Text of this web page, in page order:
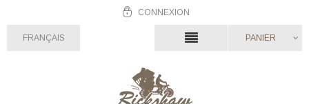
CONNEXION
FRANÇAIS PANIER